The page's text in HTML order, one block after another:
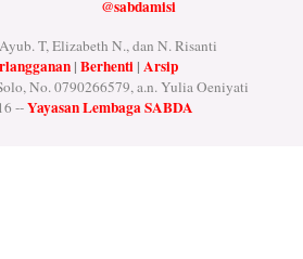
@sabdamisi
T, Elizabeth N., dan N. Risanti
| Berhenti | Arsip
No. 0790266579, a.n. Yulia Oeniyati
--Yayasan Lembaga SABDA